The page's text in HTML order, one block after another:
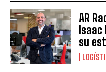
AR
su